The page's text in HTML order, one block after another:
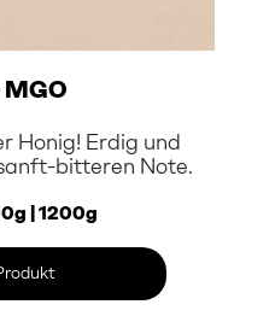
MGO
Honig! Erdig und
bitteren Note.
| 1200g